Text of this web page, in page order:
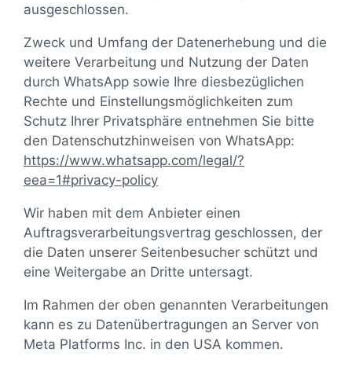
ausgeschlossen.
Zweck und Umfang der Datenerhebung und die
weitere Verarbeitung und Nutzung der Daten
durch WhatsApp sowie Ihre diesbezüglichen
Rechte und Einstellungsmöglichkeiten zum
Schutz Ihrer Privatsphäre entnehmen Sie bitte
den Datenschutzhinweisen von WhatsApp:
https://www.whatsapp.com/legal/?
eea=1#privacy-policy
Wir haben mit dem Anbieter einen
Auftragsverarbeitungsvertrag geschlossen, der
die Daten unserer Seitenbesucher schützt und
eine Weitergabe an Dritte untersagt.
Im Rahmen der oben genannten Verarbeitungen
kann es zu Datenübertragungen an Server von
Meta Platforms Inc. in den USA kommen.